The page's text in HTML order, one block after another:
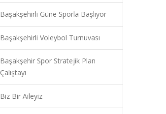
Başakşehirli Güne Sporla Başlıyor
Başakşehirli Voleybol Turnuvası
Başakşehir Spor Stratejik Plan
Çalıştayı
Biz Bir Aileyiz